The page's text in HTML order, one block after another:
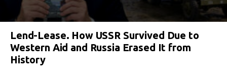
Lend-Lease. How USSR Survived Due to
Western Aid and Russia Erased It from
History